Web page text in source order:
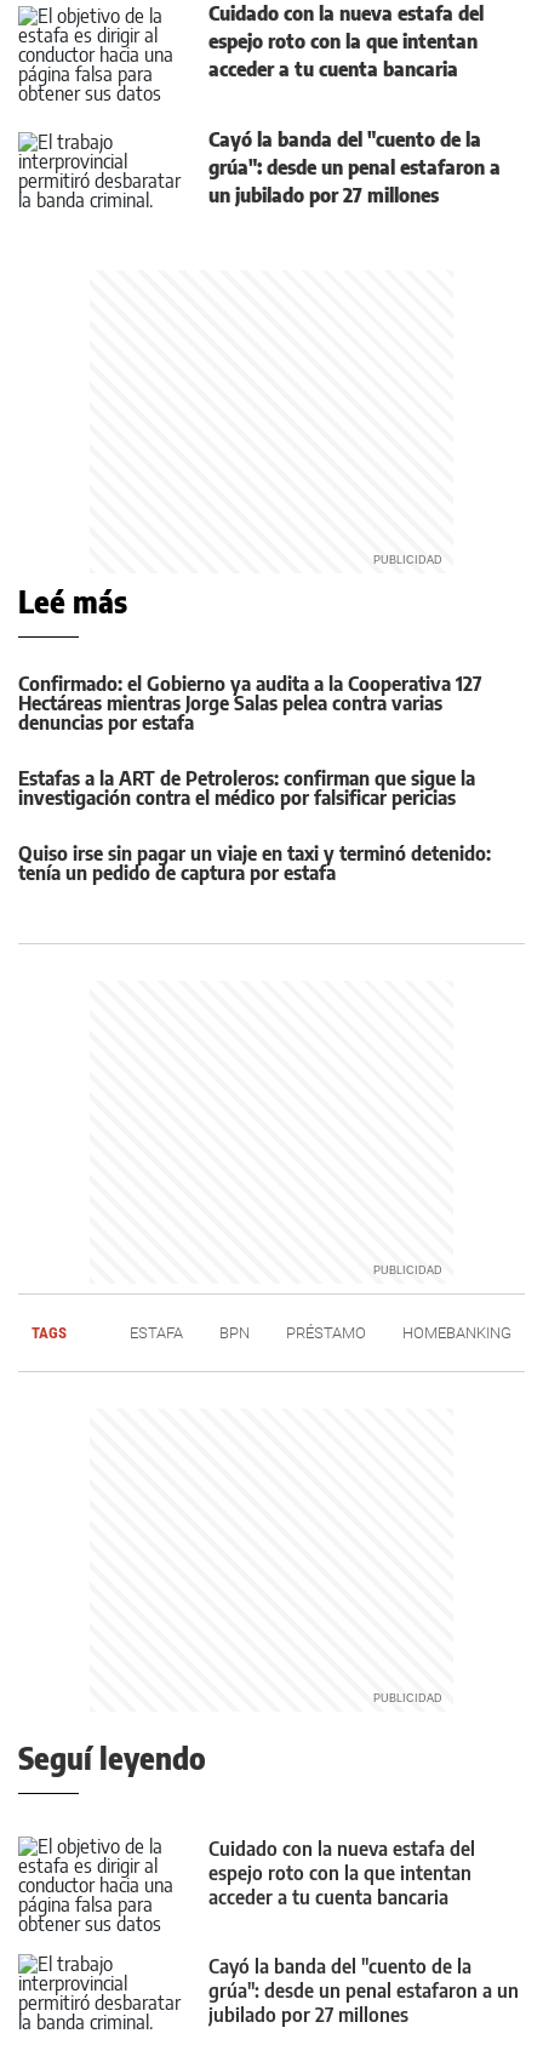
Cuidado con la nueva estafa del
espejo roto con la que intentan
acceder a tu cuenta bancaria
Cayó la banda del "cuento de la
grúa": desde un penal estafaron a
un jubilado por 27 millones
Leé más
Confirmado: el Gobierno ya audita a la Cooperativa 127
Hectáreas mientras Jorge Salas pelea contra varias
denuncias por estafa
Estafas a la ART de Petroleros: confirman que sigue la
investigación contra el médico por falsificar pericias
Quiso irse sin pagar un viaje en taxi y terminó detenido:
tenía un pedido de captura por estafa
TAGS ESTAFA BPN PRÉSTAMO HOMEBANKING
Seguí leyendo
Cuidado con la nueva estafa del
espejo roto con la que intentan
acceder a tu cuenta bancaria
Cayó la banda del "cuento de la
grúa": desde un penal estafaron a un
jubilado por 27 millones